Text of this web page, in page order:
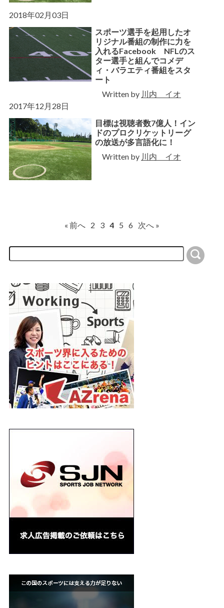
2018年02月03日
スポーツ選手を起用したオ
リジナル番組の制作に力を
入れるFacebook NFLのス
ター選手と組んでコメデ
ィ・バラエティ番組をスタ
ート
Written by 川内 イオ
2017年12月28日
目標は視聴者数7億人！イン
ドのプロクリケットリーグ
の放送が多言語化に！
Written by 川内 イオ
« 前へ 2 3 4 5 6 次へ »